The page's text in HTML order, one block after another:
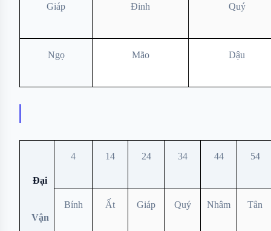
Giáp Đinh Quý
Ngọ Mão Dậu
Đại
Vận
4 14 24 34 44 54
Bính Ất Giáp Quý Nhâm Tân